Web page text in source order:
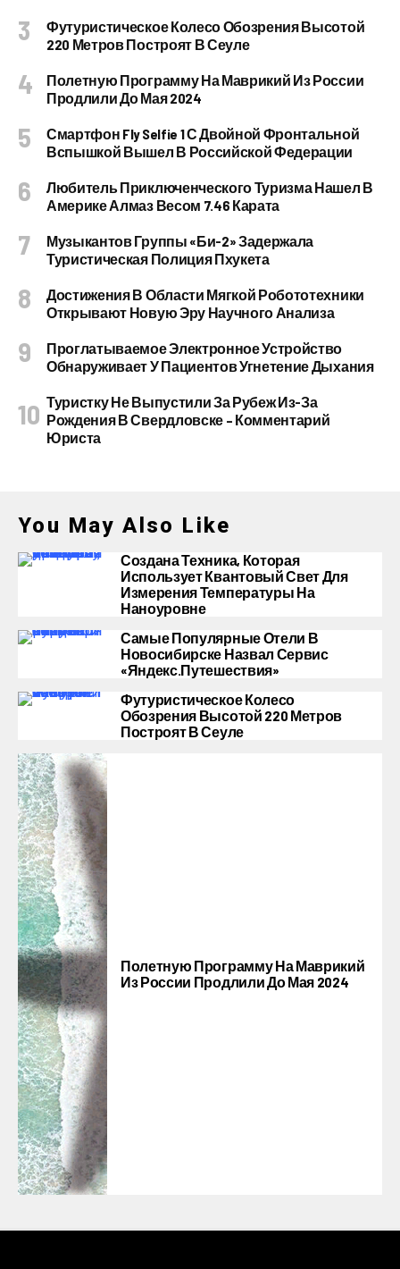
Футуристическое Колесо Обозрения Высотой
220 Метров Построят В Сеуле
Полетную Программу На Маврикий Из России
Продлили До Мая 2024
Смартфон Fly Selfie 1 С Двойной Фронтальной
Вспышкой Вышел В Российской Федерации
Любитель Приключенческого Туризма Нашел В
Америке Алмаз Весом 7.46 Карата
Музыкантов Группы «Би-2» Задержала
Туристическая Полиция Пхукета
Достижения В Области Мягкой Робототехники
Открывают Новую Эру Научного Анализа
Проглатываемое Электронное Устройство
Обнаруживает У Пациентов Угнетение Дыхания
Туристку Не Выпустили За Рубеж Из-За
Рождения В Свердловске – Комментарий
Юриста
You May Also Like
Создана Техника, Которая
Использует Квантовый Свет Для
Измерения Температуры На
Наноуровне
Самые Популярные Отели В
Новосибирске Назвал Сервис
«Яндекс.Путешествия»
Футуристическое Колесо
Обозрения Высотой 220 Метров
Построят В Сеуле
Полетную Программу На Маврикий
Из России Продлили До Мая 2024